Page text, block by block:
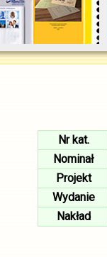
Nr kat.
Nominał
Projekt
Wydanie
Nakład